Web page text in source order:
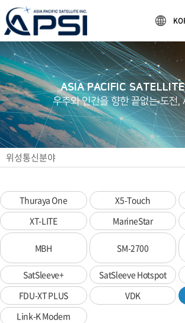
ASIA PACIFIC
우주와 인간을 향한 끝없는 도전,
위성통신분야
Thuraya One X5-Touch
XT-LITE
MarineStar
MBH SM-2700
SatSleeve+
SatSleeve Hotspot
FDU-XT PLUS
VDK
Link-K Modem